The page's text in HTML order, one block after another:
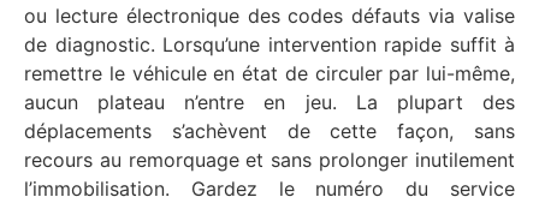
ou lecture électronique des codes défauts via valise
de diagnostic. Lorsqu’une intervention rapide suffit à
remettre le véhicule en état de circuler par lui-même,
aucun plateau n’entre en jeu. La plupart des
déplacements s’achèvent de cette façon, sans
recours au remorquage et sans prolonger inutilement
l’immobilisation. Gardez le numéro du service